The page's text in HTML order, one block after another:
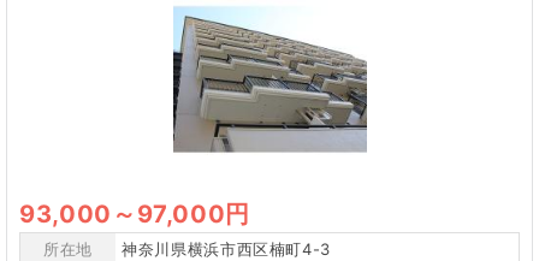
93,000 ～ 97,000円
所在地
神奈川県横浜市西区楠町4-3